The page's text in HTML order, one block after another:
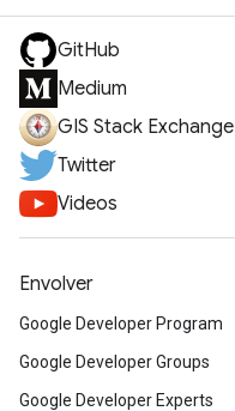
GitHub
Medium
GIS Stack Exchange
Twitter
Videos
Envolver
Google Developer Program
Google Developer Groups
Google Developer Experts